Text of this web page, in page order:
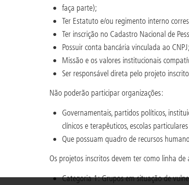
faça parte);
Ter Estatuto e/ou regimento interno
Ter inscrição no Cadastro Nacional de
Possuir conta bancária vinculada ao CNPJ;
Missão e os valores institucionais
Ser responsável direta pelo projeto
Não poderão participar organizações:
Governamentais, partidos políticos,
clínicos e terapêuticos, escolas particulares
Que possuam quadro de recursos
Os projetos inscritos devem ter como linha
Categoria 1: Grupos em situação de